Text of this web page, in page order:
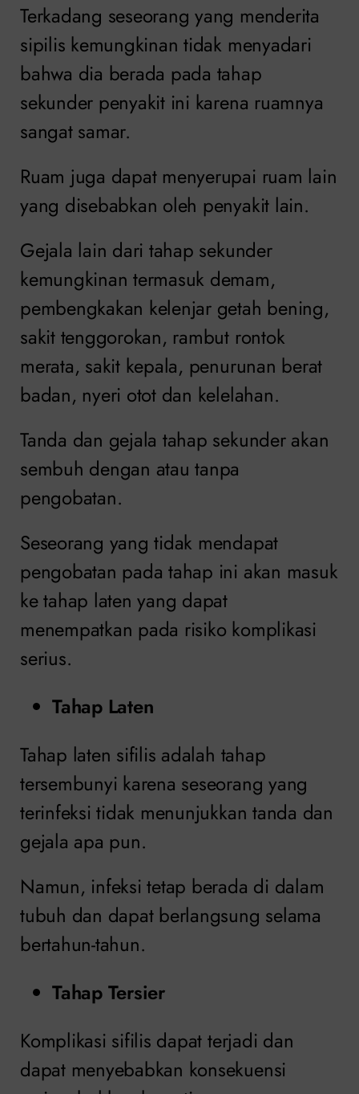
Terkadang seseorang yang menderita
sipilis kemungkinan tidak menyadari
bahwa dia berada pada tahap
sekunder penyakit ini karena ruamnya
sangat samar.
Ruam juga dapat menyerupai ruam lain
yang disebabkan oleh penyakit lain.
Gejala lain dari tahap sekunder
kemungkinan termasuk demam,
pembengkakan kelenjar getah bening,
sakit tenggorokan, rambut rontok
merata, sakit kepala, penurunan berat
badan, nyeri otot dan kelelahan.
Tanda dan gejala tahap sekunder akan
sembuh dengan atau tanpa
pengobatan.
Seseorang yang tidak mendapat
pengobatan pada tahap ini akan masuk
ke tahap laten yang dapat
menempatkan pada risiko komplikasi
serius.
Tahap Laten
Tahap laten sifilis adalah tahap
tersembunyi karena seseorang yang
terinfeksi tidak menunjukkan tanda dan
gejala apa pun.
Namun, infeksi tetap berada di dalam
tubuh dan dapat berlangsung selama
bertahun-tahun.
Tahap Tersier
Komplikasi sifilis dapat terjadi dan
dapat menyebabkan konsekuensi